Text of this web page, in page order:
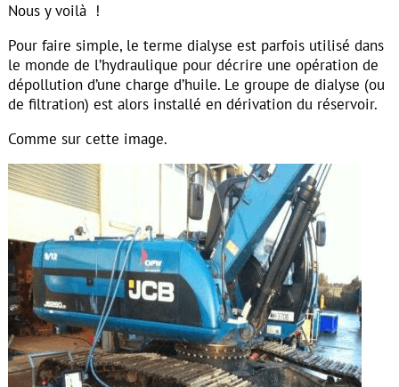
Nous y voilà !
Pour faire simple, le terme dialyse est parfois utilisé dans
le monde de l’hydraulique pour décrire une opération de
dépollution d’une charge d’huile. Le groupe de dialyse (ou
de filtration) est alors installé en dérivation du réservoir.
Comme sur cette image.